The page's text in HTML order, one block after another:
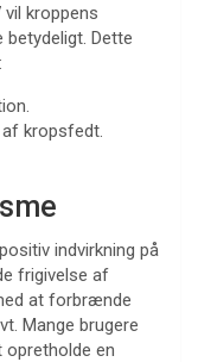
kroppens
Dette
kropsfedt.
indvirkning på
frigivelse af
at forbrænde
Mange brugere
en